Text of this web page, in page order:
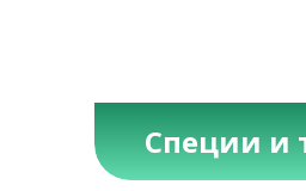
Специи и